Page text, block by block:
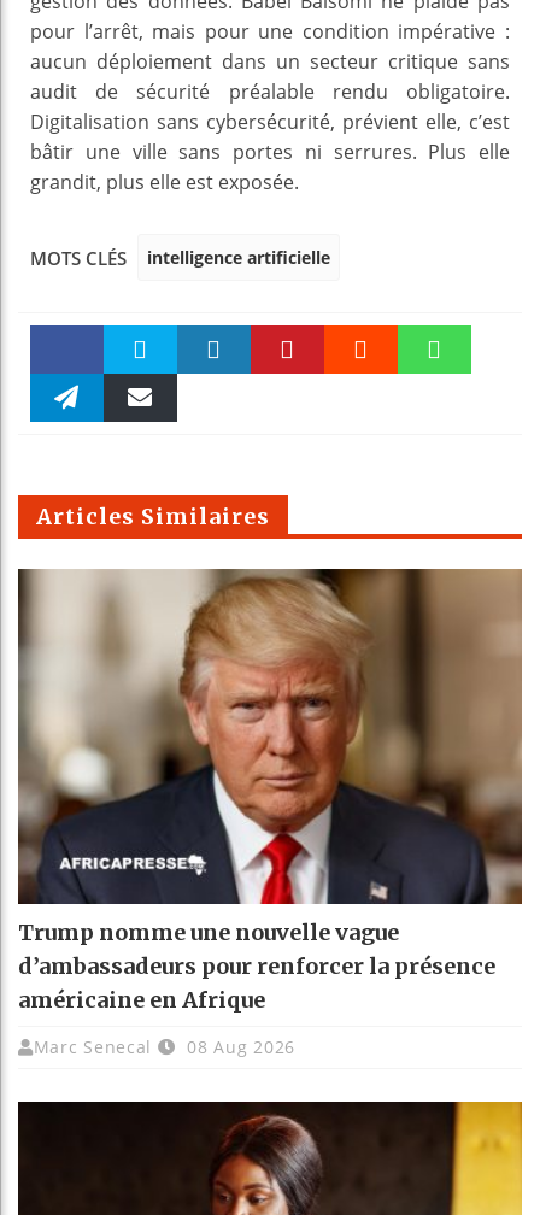
pour l’arrêt, mais pour une condition impérative :
aucun déploiement dans un secteur critique sans
audit de sécurité préalable rendu obligatoire.
Digitalisation sans cybersécurité, prévient elle, c’est
bâtir une ville sans portes ni serrures. Plus elle
grandit, plus elle est exposée.
MOTS CLÉS intelligence artificielle
Faceboo Twitter
m
Articles Similaires
Trump nomme une nouvelle vague
d’ambassadeurs pour renforcer la présence
américaine en Afrique
Marc Senecal 08 Aug 2026